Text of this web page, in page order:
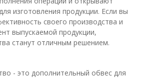
изготовления продукции. Если вы
своего производства и
выпускаемой продукции,
станут отличным решением.
- это дополнительный обвес для